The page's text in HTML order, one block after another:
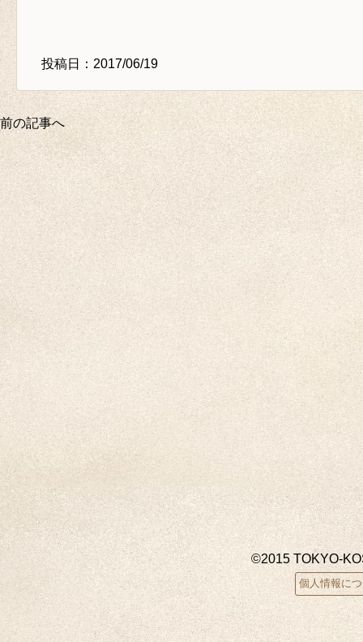
投稿日：2017/06/19
前の記事へ
©2015 TOKYO-
個人情報に